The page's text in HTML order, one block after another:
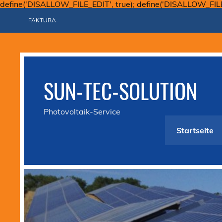
define('DISALLOW_FILE_EDIT', true);
FAKTURA
SUN-TEC-SOLUTION
Photovoltaik-Service
Startseite